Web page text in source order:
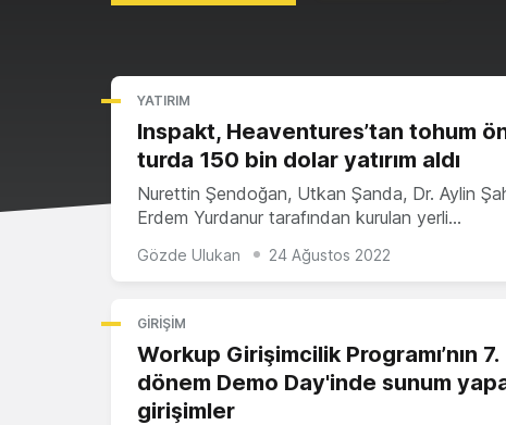
YATIRIM
Inspakt, Heaventures’tan tohum
turda 150 bin dolar yatırım aldı
Nurettin Şendoğan, Utkan Şanda, Dr. Aylin
Erdem Yurdanur tarafından kurulan yerli…
Gözde Ulukan 24 Ağustos 2022
GIRIŞIM
Workup Girişimcilik Programı’nın 7.
dönem Demo Day'inde sunum
girişimler